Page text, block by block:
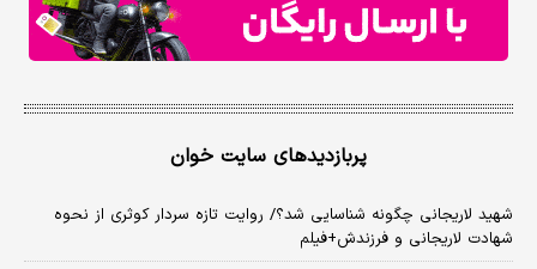
پربازدیدهای سایت خوان
شهید لاریجانی چگونه شناسایی شد؟/ روایت تازه سردار کوثری از نحوه
شهادت لاریجانی و فرزندش+فیلم